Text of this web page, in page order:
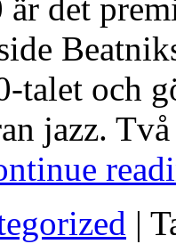
är det
talet och
jazz.
|